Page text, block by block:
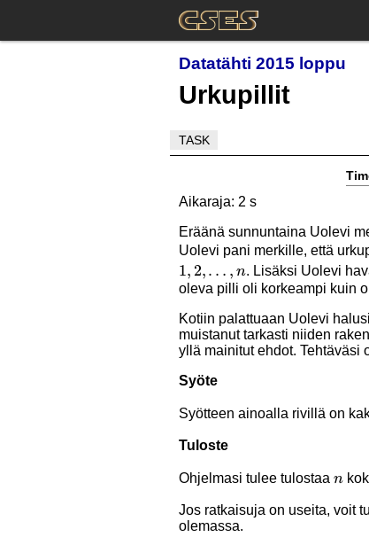
Datatähti 2015 loppu
Urkupillit
TASK
Aikaraja: 2 s
Eräänä sunnuntaina Uolevi
Uolevi pani merkille, että
1, 2,… , n. Lisäksi Uolevi
oleva pilli oli korkeampi kuin
Kotiin palattuaan Uolevi
muistanut tarkasti niiden
yllä mainitut ehdot. Tehtäväsi
Syöte
Syötteen ainoalla rivillä on
Tuloste
Ohjelmasi tulee tulostaa n
n
Jos ratkaisuja on useita, voit
olemassa.